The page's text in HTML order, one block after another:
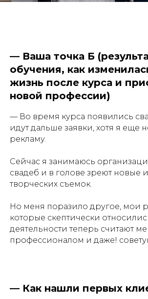
— Ваша точка Б
обучения, как
жизнь после курса и
новой профессии)
— Во время курса появились
идут дальше заявки, хотя я еще
рекламу.
Сейчас я занимаюсь
свадеб и в голове зреют новые
творческих съемок.
Но меня поразило другое, мои
которые скептически
деятельности теперь считают
профессионалом и даже!
— Как нашли первых